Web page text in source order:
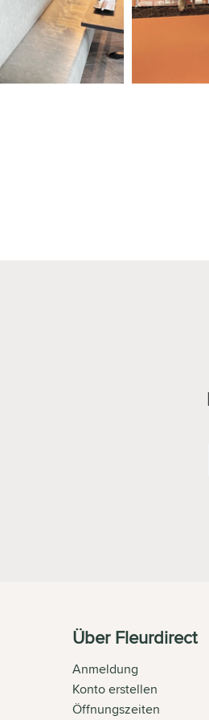
Über Fleurdirect
Anmeldung
Konto erstellen
Öffnungszeiten